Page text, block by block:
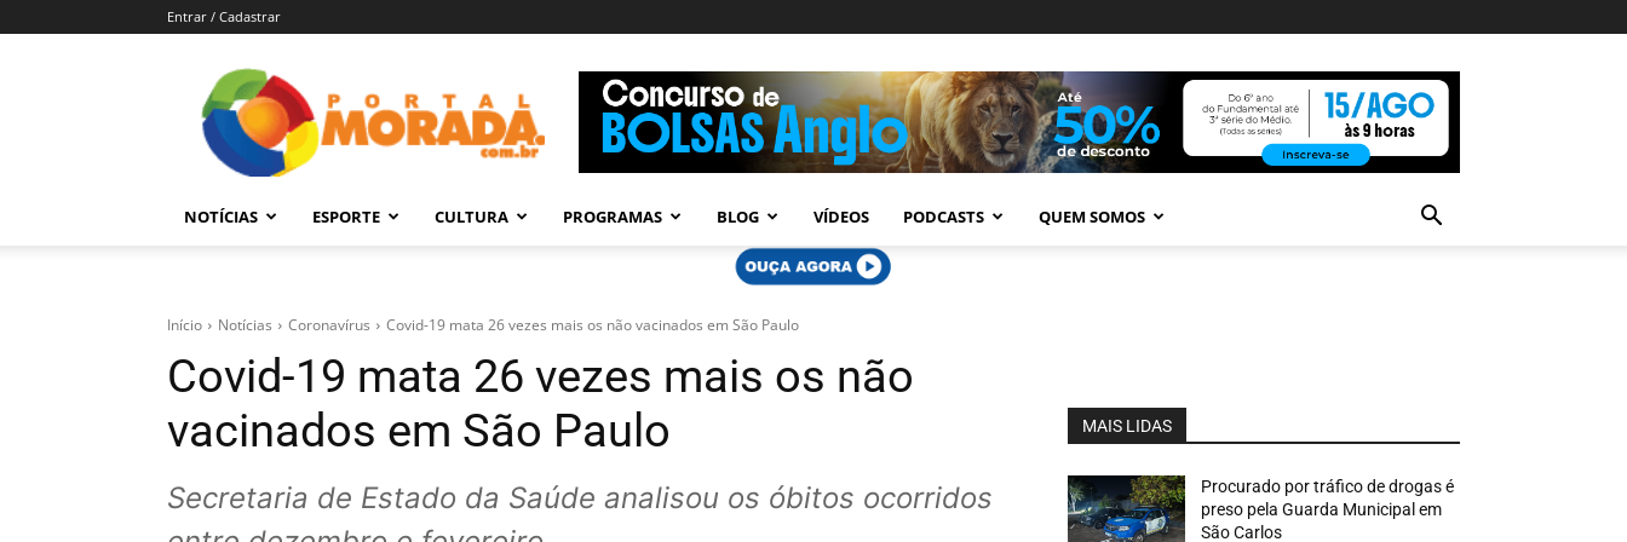
Entrar / Cadastrar
Morada
–
Araraquara
NOTÍCIAS ESPORTE CULTURA PROGRAMAS BLOG VÍDEOS PODCASTS QUEM SOMOS
Início Notícias Coronavírus Covid-19 mata 26 vezes mais os não vacinados em São Paulo
Covid-19 mata 26 vezes mais os não
vacinados em São Paulo
Secretaria de Estado da Saúde analisou os óbitos ocorridos
MAIS LIDAS
Procurado por tráfico de drogas é
preso pela Guarda Municipal em
São Carlos